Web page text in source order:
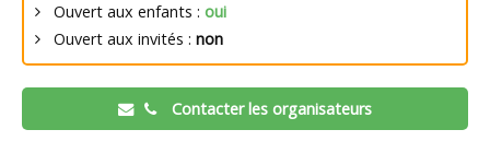
Ouvert aux enfants : oui
Ouvert aux invités : non
Contacter les organisateurs